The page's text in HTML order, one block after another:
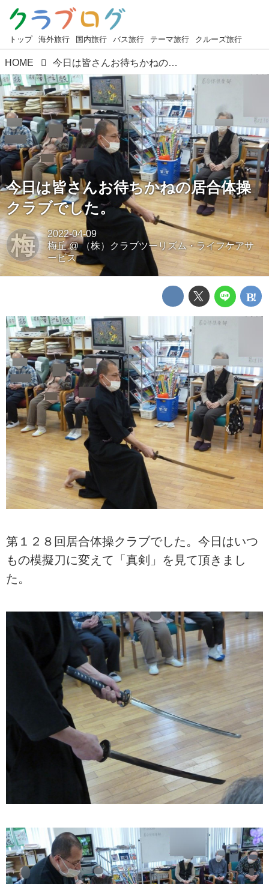
トップ 海外旅行 国内旅行 バス旅行 テーマ旅行 クルーズ旅行
HOME 今日は皆さんお待ちかねの居合体操クラブでした。
今日は皆さんお待ちかねの居合体操
クラブでした。
梅
2022-04-09
梅丘@（株）クラブツーリズム・ライフケアサ
ービス
第１２８回居合体操クラブでした。今日はいつ
もの模擬刀に変えて「真剣」を見て頂きまし
た。